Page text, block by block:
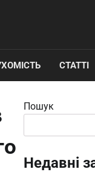
СТАТТІ
Пошук
Недавні